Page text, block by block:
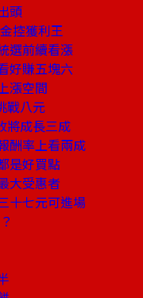
頭
控獲利王
選前續看漲
好賺五塊六
漲空間
戰八元
將成長三成
酬率上看兩成
是好買點
大受惠者
十七元可進場